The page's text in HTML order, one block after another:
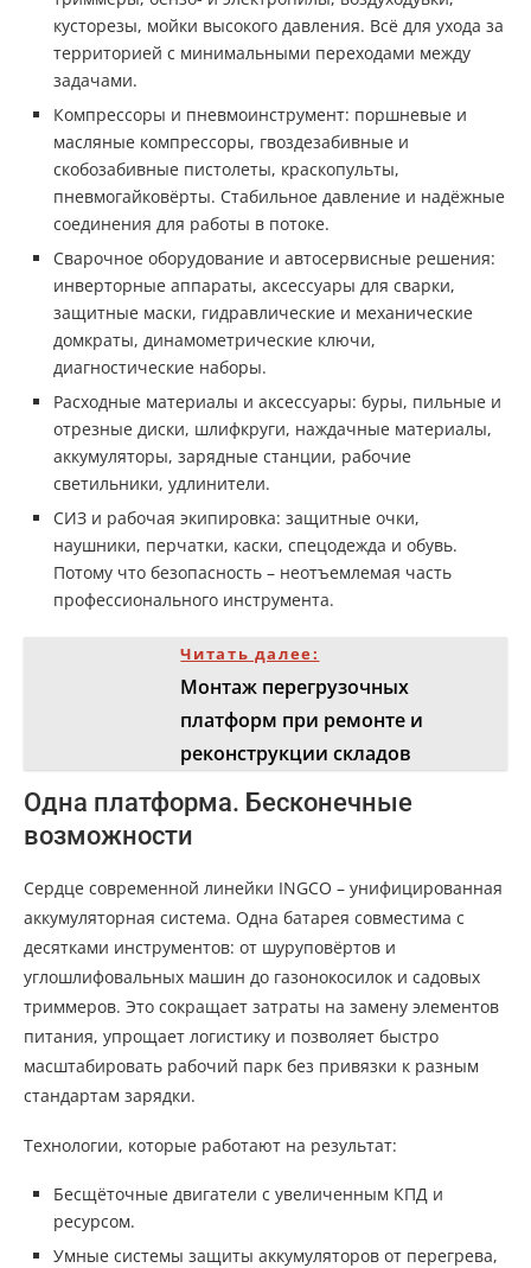
кусторезы, мойки высокого давления. Всё для ухода за
территорией с минимальными переходами между
задачами.
Компрессоры и пневмоинструмент: поршневые и
масляные компрессоры, гвоздезабивные и
скобозабивные пистолеты, краскопульты,
пневмогайковёрты. Стабильное давление и надёжные
соединения для работы в потоке.
Сварочное оборудование и автосервисные решения:
инверторные аппараты, аксессуары для сварки,
защитные маски, гидравлические и механические
домкраты, динамометрические ключи,
диагностические наборы.
Расходные материалы и аксессуары: буры, пильные и
отрезные диски, шлифкруги, наждачные материалы,
аккумуляторы, зарядные станции, рабочие
светильники, удлинители.
СИЗ и рабочая экипировка: защитные очки,
наушники, перчатки, каски, спецодежда и обувь.
Потому что безопасность – неотъемлемая часть
профессионального инструмента.
Читать далее:
Монтаж перегрузочных
платформ при ремонте и
реконструкции складов
Одна платформа. Бесконечные
возможности
Сердце современной линейки INGCO – унифицированная
аккумуляторная система. Одна батарея совместима с
десятками инструментов: от шуруповёртов и
углошлифовальных машин до газонокосилок и садовых
триммеров. Это сокращает затраты на замену элементов
питания, упрощает логистику и позволяет быстро
масштабировать рабочий парк без привязки к разным
стандартам зарядки.
Технологии, которые работают на результат:
Бесщёточные двигатели с увеличенным КПД и
ресурсом.
Умные системы защиты аккумуляторов от перегрева,